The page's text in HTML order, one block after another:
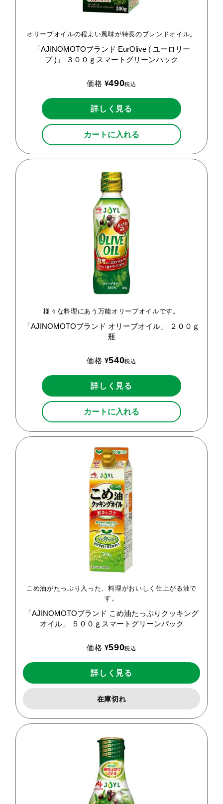
オリーブオイルの程よい風味が特長のブレンドオイル。
「AJINOMOTOブランド EurOlive ( ユーロリー
ブ )」 ３００ｇスマートグリーンパック
価格 ¥490税込
詳しく見る
カートに入れる
様々な料理にあう万能オリーブオイルです。
「AJINOMOTOブランド オリーブオイル」
２００ｇ
瓶
価格 ¥540税込
詳しく見る
カートに入れる
こめ油がたっぷり入った、料理がおいしく仕上がる油で
す。
「AJINOMOTOブランド こめ油たっぷりクッキング
オイル」
５００ｇスマートグリーンパック
価格 ¥590税込
詳しく見る
在庫切れ